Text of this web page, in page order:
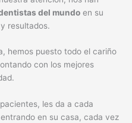
del mundo en su
resultados.
hemos puesto todo el cariño
con los mejores
les da a cada
en su casa, cada vez